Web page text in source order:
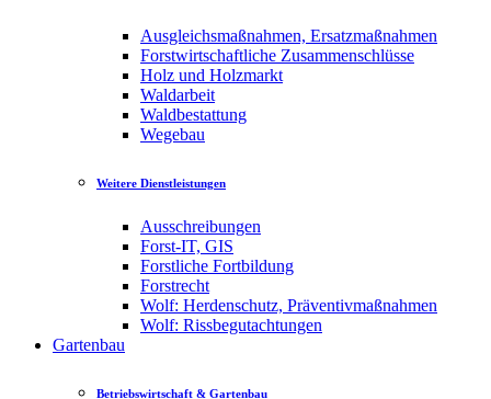
Ausgleichsmaßnahmen, Ersatzmaßnahmen
Forstwirtschaftliche Zusammenschlüsse
Holz und Holzmarkt
Waldarbeit
Waldbestattung
Wegebau
Weitere Dienstleistungen
Ausschreibungen
Forst-IT, GIS
Forstliche Fortbildung
Forstrecht
Wolf: Herdenschutz, Präventivmaßnahmen
Wolf: Rissbegutachtungen
Gartenbau
Betriebswirtschaft & Gartenbau